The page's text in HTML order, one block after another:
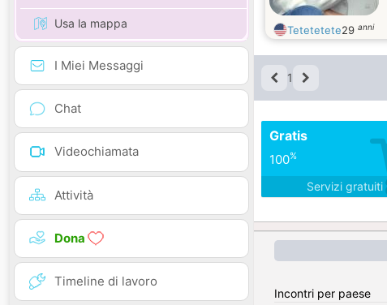
Usa la mappa
I Miei Messaggi
Chat
Videochiamata
Attività
Dona
Timeline di lavoro
Tetetetete29 anni
1
Gratis
100%
Servizi gratuiti
Incontri per paese